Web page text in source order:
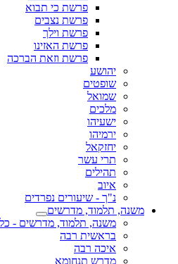
פרשת כי תבוא
פרשת נצבים
פרשת וילך
פרשת האזינו
פרשת וזאת הברכה
יהושע
שופטים
שמואל
מלכים
ישעיהו
ירמיהו
יחזקאל
תרי עשר
תהילים
איוב
נ"ך - שיעורים נפרדים
משנה, תלמוד, מדרשים
משנה, תלמוד, מדרשים -
בראשית רבה
איכה רבה
מדרש תנחומא